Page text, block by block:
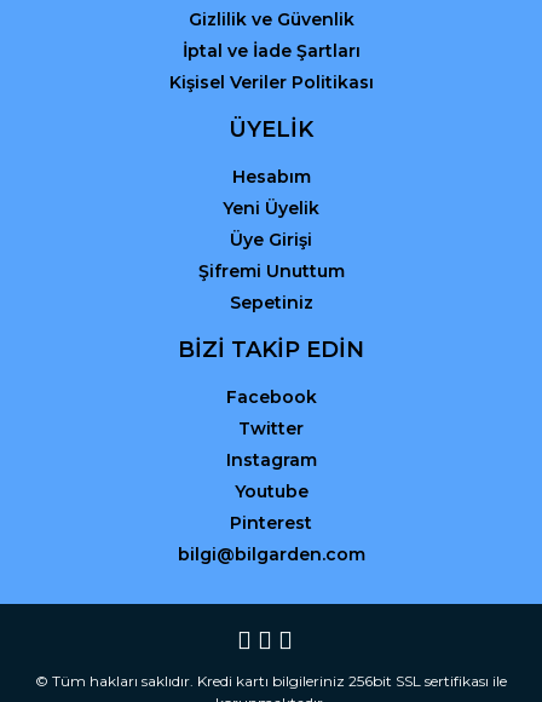
Gizlilik ve Güvenlik
İptal ve İade Şartları
Kişisel Veriler Politikası
ÜYELİK
Hesabım
Yeni Üyelik
Üye Girişi
Şifremi Unuttum
Sepetiniz
BİZİ TAKİP EDİN
Facebook
Twitter
Instagram
Youtube
Pinterest
bilgi@bilgarden.com
© Tüm hakları saklıdır. Kredi kartı bilgileriniz 256bit SSL sertifikası ile